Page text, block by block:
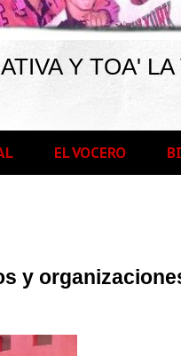
Y TOA' LA
EL VOCERO
y